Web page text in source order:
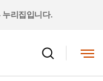
누리집입니다.